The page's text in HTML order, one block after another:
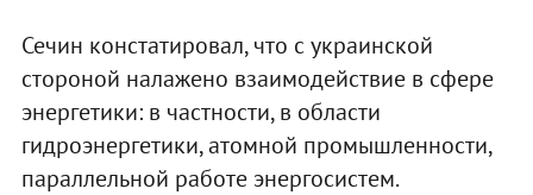
Сечин констатировал, что с украинской
стороной налажено взаимодействие в сфере
энергетики: в частности, в области
гидроэнергетики, атомной промышленности,
параллельной работе энергосистем.